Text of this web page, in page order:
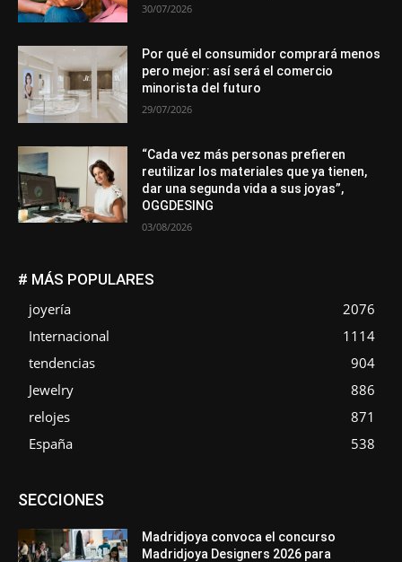
30/07/2026
Por qué el consumidor comprará menos
pero mejor: así será el comercio
minorista del futuro
29/07/2026
“Cada vez más personas prefieren
reutilizar los materiales que ya tienen,
dar una segunda vida a sus joyas”,
OGGDESING
03/08/2026
# MÁS POPULARES
joyería
2076
Internacional
1114
tendencias
904
Jewelry
886
relojes
871
España
538
SECCIONESAsociaciones
Entrevistas
Mundo Técnico
Novedades Opiniones
Perspectiva
Premios
Secciones Sin categoría
Madridjoya convoca el concurso
Madridjoya Designers 2026 para